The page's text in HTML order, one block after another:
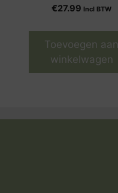
€27.99 Incl BTW
Toevoegen aan
winkelwagen